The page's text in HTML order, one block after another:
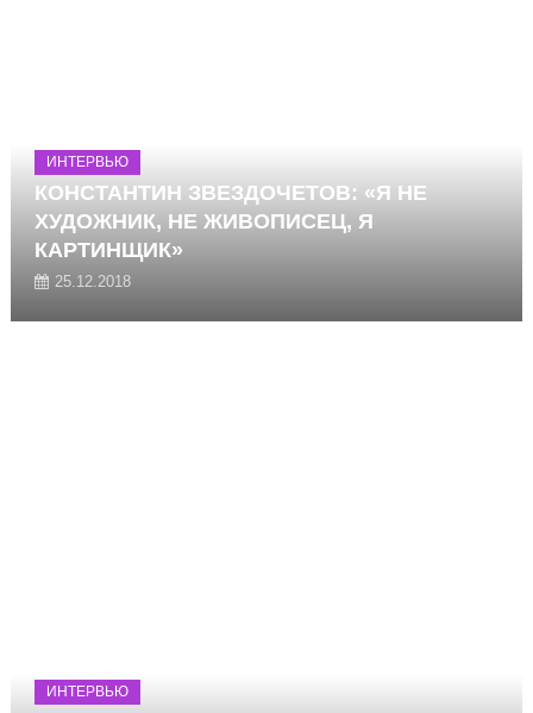
ИНТЕРВЬЮ
КОНСТАНТИН ЗВЕЗДОЧЕТОВ: «Я НЕ
ХУДОЖНИК, НЕ ЖИВОПИСЕЦ, Я
КАРТИНЩИК»
25.12.2018
ИНТЕРВЬЮ